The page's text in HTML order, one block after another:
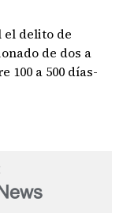
el delito de
de dos a
100 a 500 días-